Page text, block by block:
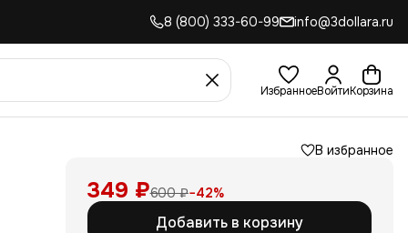
8 (800) 333-60-99 info@3dollara.ru
ИзбранноеВойтиКорзина
В избранное
349 ₽600 ₽−42%
Добавить в корзину